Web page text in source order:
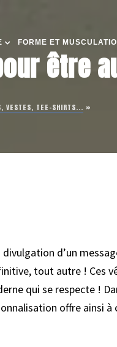
FORME ET
être
VESTES, TEE-SHIRTS... »
d’un
tout autre ! Ces
qui se respecte !
offre ainsi à